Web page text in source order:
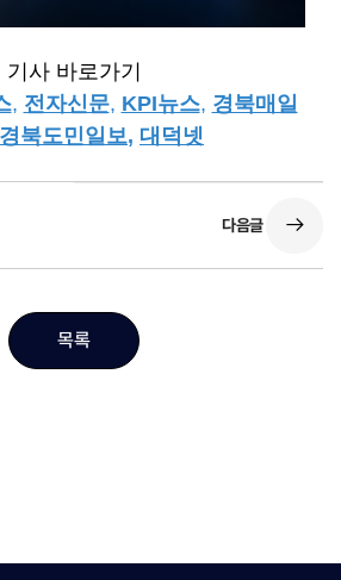
기사 바로가기
, 전자신문, KPI뉴스, 경북매일
경북도민일보, 대덕넷
다음글
목록